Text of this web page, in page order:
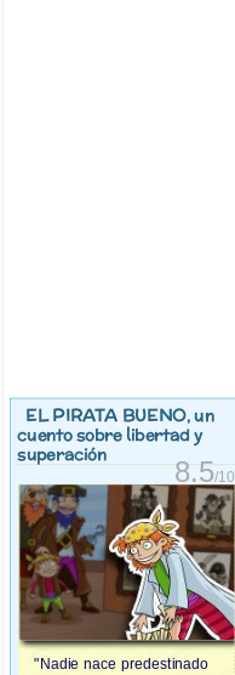
EL PIRATA BUENO, un
cuento sobre libertad y
superación
8.5/10
"Nadie nace predestinado